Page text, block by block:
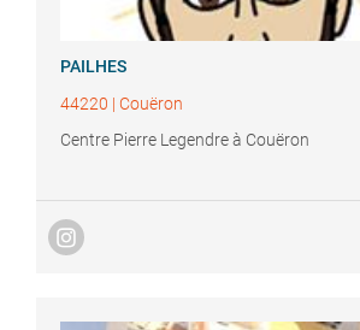
PAILHES
44220 | Couëron
Centre Pierre Legendre à Couëron